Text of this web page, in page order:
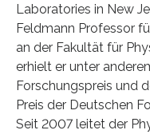
Laboratories in New
Feldmann Professor
an der Fakultät für
erhielt er unter
Forschungspreis und
Preis der Deutschen
Seit 2007 leitet der